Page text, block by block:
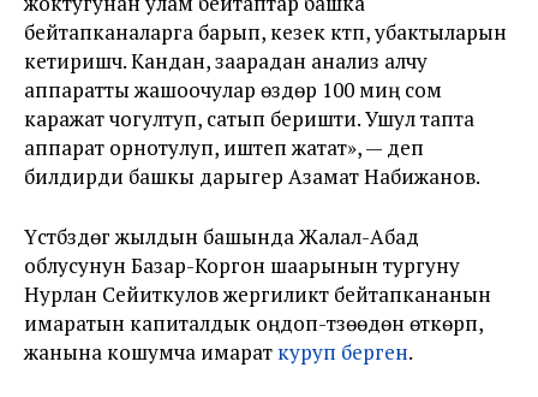
бейтапканаларга барып, кезек күтүп, убактыларын
кетиришчү. Кандан, заарадан анализ алчу
аппаратты жашоочулар өздөрү 100 миң сом
каражат чогултуп, сатып беришти. Ушул тапта
аппарат орнотулуп, иштеп жатат», — деп
билдирди башкы дарыгер Азамат Набижанов.
Үстүбүздөгү жылдын башында Жалал-Абад
облусунун Базар-Коргон шаарынын тургуну
Нурлан Сейиткулов жергиликтүү бейтапкананын
имаратын капиталдык оңдоп-түзөөдөн өткөрүп,
жанына кошумча имарат куруп берген.